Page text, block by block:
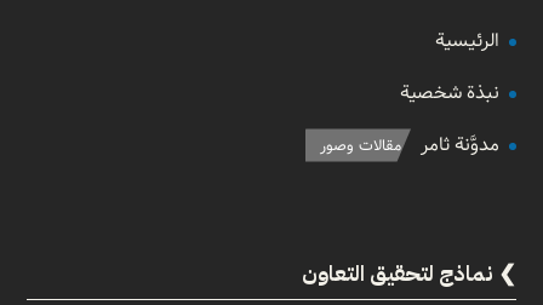
الرئيسية
نبذة شخصية
مدوَّنة ثامر
مقالات وصور
نماذج لتحقيق التعاون